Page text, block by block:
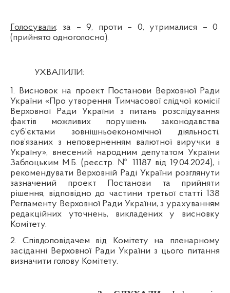
Голосували: за – 9, проти – 0, утрималися – 0
(прийнято одноголосно).
УХВАЛИЛИ:
1. Висновок на проект Постанови Верховної Ради
України «Про утворення Тимчасової слідчої комісії
Верховної Ради України з питань розслідування
фактів можливих порушень законодавства
суб’єктами зовнішньоекономічної діяльності,
пов’язаних з неповерненням валютної виручки в
Україну», внесений народним депутатом України
Заблоцьким М.Б. (реєстр. № 11187 від 19.04.2024), і
рекомендувати Верховній Раді України розглянути
зазначений проект Постанови та прийняти
рішення, відповідно до частини третьої статті 138
Регламенту Верховної Ради України, з урахуванням
редакційних уточнень, викладених у висновку
Комітету.
2. Співдоповідачем від Комітету на пленарному
засіданні Верховної Ради України з цього питання
визначити голову Комітету.